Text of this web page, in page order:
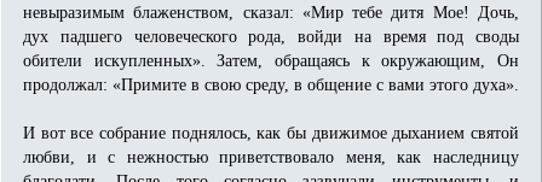
невыразимым блаженством, сказал: «Мир тебе дитя Мое! Дочь,
дух падшего человеческого рода, войди на время под своды
обители искупленных». Затем, обращаясь к окружающим, Он
продолжал: «Примите в свою среду, в общение с вами этого духа».
И вот все собрание поднялось, как бы движимое дыханием святой
любви, и с нежностью приветствовало меня, как наследницу